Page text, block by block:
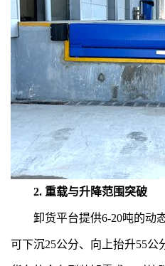
2. 重载与升降范围突破
卸货平台提供6-20吨的动
可下沉25公分、向上抬升55公